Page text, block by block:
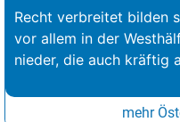
Recht verbreitet bilden
vor allem in der
nieder, die auch kräftig
mehr